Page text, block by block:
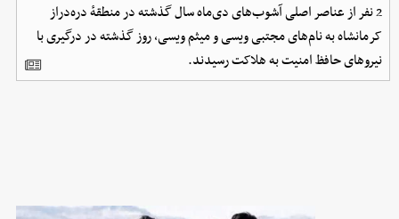
2 نفر از عناصر اصلی آشوب‌های دی‌ماه سال گذشته در منطقهٔ دره‌دراز
کرمانشاه به نام‌های مجتبی ویسی و میثم ویسی، روز گذشته در درگیری با
نیروهای حافظ امنیت به هلاکت رسیدند.